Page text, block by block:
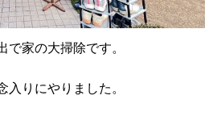
で家の大掃除です。
入りにやりました。